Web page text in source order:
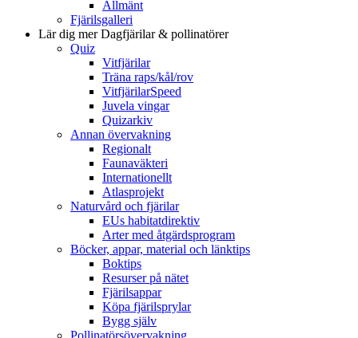
Allmänt
Fjärilsgalleri
Lär dig merDagfjärilar & pollinatörer
Quiz
Vitfjärilar
Träna raps/kål/rov
VitfjärilarSpeed
Juvela vingar
Quizarkiv
Annan övervakning
Regionalt
Faunaväkteri
Internationellt
Atlasprojekt
Naturvård och fjärilar
EUs habitatdirektiv
Arter med åtgärdsprogram
Böcker, appar, material och länktips
Boktips
Resurser på nätet
Fjärilsappar
Köpa fjärilsprylar
Bygg själv
Pollinatörsövervakning